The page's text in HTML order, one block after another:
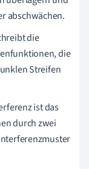
abschwächen.
die
die
Streifen
ist das
durch zwei